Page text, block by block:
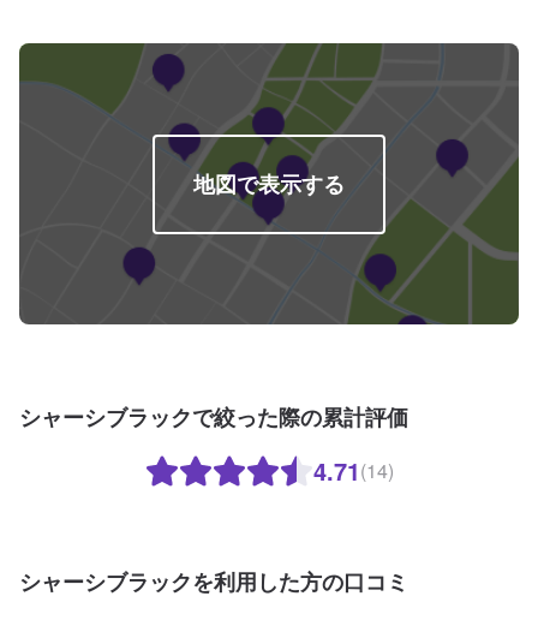
地図で表示する
シャーシブラックで絞った際の累計評価
4.71(14)
シャーシブラックを利用した方の口コミ